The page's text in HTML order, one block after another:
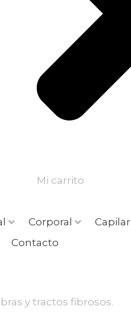
Mi carrito
Corporal Capilar
Contacto
y tractos fibrosos.